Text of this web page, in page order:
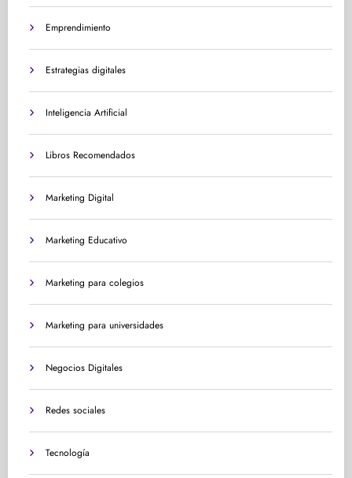
Emprendimiento
Estrategias digitales
Inteligencia Artificial
Libros Recomendados
Marketing Digital
Marketing Educativo
Marketing para colegios
Marketing para universidades
Negocios Digitales
Redes sociales
Tecnología